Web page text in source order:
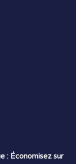
: Économisez sur